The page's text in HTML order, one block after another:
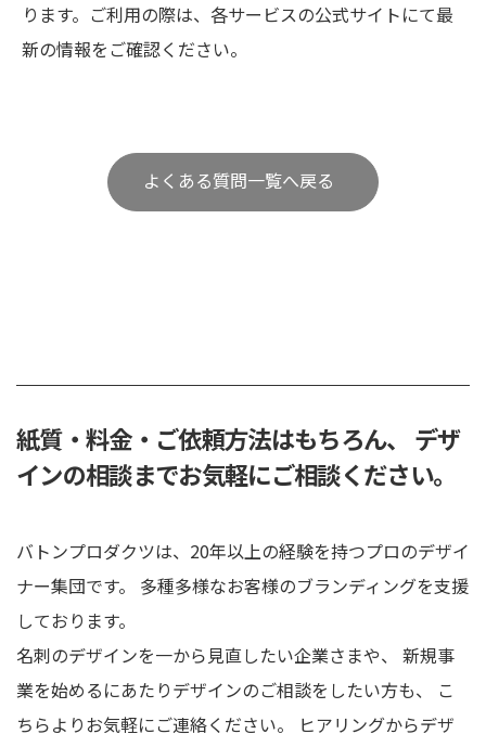
ります。ご利用の際は、各サービスの公式サイトにて最
新の情報をご確認ください。
よくある質問一覧へ戻る
紙質・料金・ご依頼方法はもちろん、 デザ
インの相談までお気軽にご相談ください。
バトンプロダクツは、20年以上の経験を持つプロのデザイ
ナー集団です。
多種多様なお客様のブランディングを支援
しております。
名刺のデザインを一から見直したい企業さまや、 新規事
業を始めるにあたりデザインのご相談をしたい方も、
こ
ちらよりお気軽にご連絡ください。
ヒアリングからデザ